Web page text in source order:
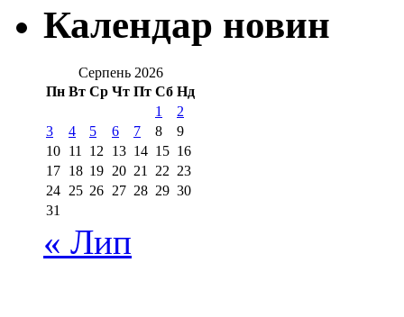
Календар новин
Серпень 2026
Пн Вт Ср Чт Пт Сб Нд
1
2
3
4 5 6 7 8
9
10 11 12 13 14 15 16
17 18 19 20 21 22 23
24 25 26 27 28 29 30
31
« Лип